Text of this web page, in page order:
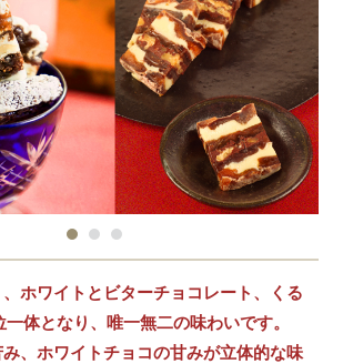
ホワイトとビターチョコレート、くる
体となり、唯一無二の味わいです。
、ホワイトチョコの甘みが立体的な味